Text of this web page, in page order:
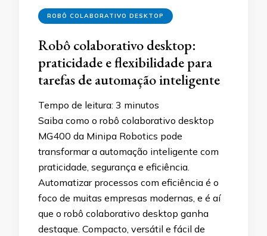
ROBÔ COLABORATIVO DESKTOP
Robô colaborativo desktop:
praticidade e flexibilidade para
tarefas de automação inteligente
Tempo de leitura: 3 minutos
Saiba como o robô colaborativo desktop
MG400 da Minipa Robotics pode
transformar a automação inteligente com
praticidade, segurança e eficiência.
Automatizar processos com eficiência é o
foco de muitas empresas modernas, e é aí
que o robô colaborativo desktop ganha
destaque. Compacto, versátil e fácil de